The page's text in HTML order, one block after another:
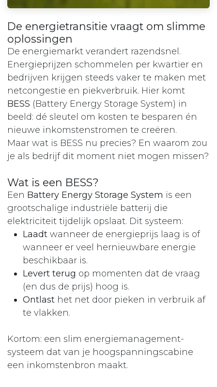
De energietransitie vraagt om slimme
oplossingen
De energiemarkt verandert razendsnel.
Energieprijzen schommelen per kwartier en
bedrijven krijgen steeds vaker te maken met
netcongestie en piekverbruik. Hier komt
BESS (Battery Energy Storage System) in
beeld: dé sleutel om kosten te besparen én
nieuwe inkomstenstromen te creëren.
Maar wat is BESS nu precies? En waarom zou
je als bedrijf dit moment niet mogen missen?
Wat is een BESS?
Een Battery Energy Storage System is een
grootschalige industriële batterij die
elektriciteit tijdelijk opslaat. Dit systeem:
Laadt wanneer de energieprijs laag is of
wanneer er veel hernieuwbare energie
beschikbaar is.
Levert terug op momenten dat de vraag
(en dus de prijs) hoog is.
Ontlast het net door pieken in verbruik af
te vlakken.
Kortom: een slim energiemanagement-
systeem dat van je hoogspanningscabine
een inkomstenbron maakt.